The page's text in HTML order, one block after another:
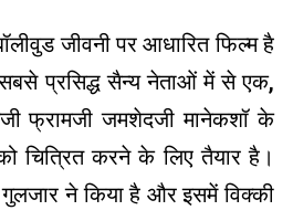
जीवनी पर आधारित फिल्म है
प्रसिद्ध सैन्य नेताओं में से एक,
फ्रामजी जमशेदजी मानेकशॉ के
चित्रित करने के लिए तैयार है।
गुलजार ने किया है और इसमें विक्की